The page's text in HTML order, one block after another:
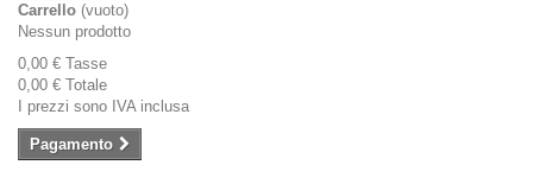
Carrello (vuoto)
Nessun prodotto
0,00 € Tasse
0,00 € Totale
I prezzi sono IVA inclusa
Pagamento